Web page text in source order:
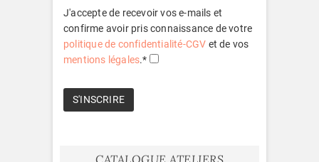
J'accepte de recevoir vos e-mails et
confirme avoir pris connaissance de votre
politique de confidentialité-CGV et de vos
mentions légales.*
CATALOGUE ATELIERS